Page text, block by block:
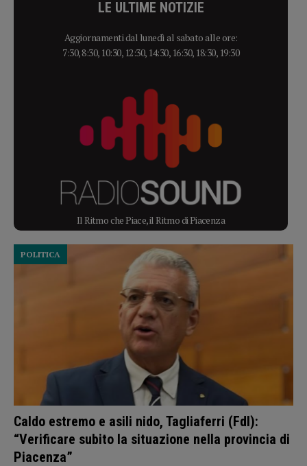
LE ULTIME NOTIZIE
Aggiornamenti dal lunedì al sabato alle ore:
7:30, 8:30, 10:30, 12:30, 14:30, 16:30, 18:30, 19:30
Il Ritmo che Piace, il Ritmo di Piacenza
Caldo estremo e asili nido, Tagliaferri (FdI):
“Verificare subito la situazione nella provincia di
Piacenza”
POLITICA